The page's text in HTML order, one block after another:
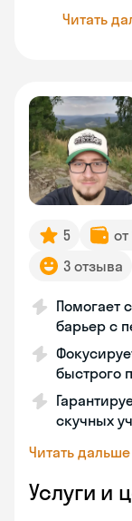
Читать
5
3 отзыва
Помогает
барьер с
быстрого
скучных
Читать дальше
Услуги и